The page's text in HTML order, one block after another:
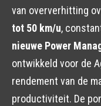
van oververhitting
tot 50 km/u,
nieuwe Power
ontwikkeld voor de
rendement van de
productiviteit. De